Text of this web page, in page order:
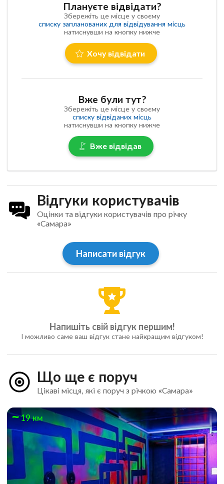
Плануєте відвідати?
Збережіть це місце у своєму
списку запланованих для відвідування місць
натиснувши на кнопку нижче
Хочу відвідати
Вже були тут?
Збережіть це місце у своєму
списку відвіданих місць
натиснувши на кнопку нижче
Вже відвідав
Відгуки користувачів
Оцінки та відгуки користувачів про річку
«Самара»
Написати відгук
Напишіть свій відгук першим!
І можливо саме ваш відгук стане найкращим відгуком!
Що ще є поруч
Цікаві місця, які є поруч з річкою «Самара»
19 км